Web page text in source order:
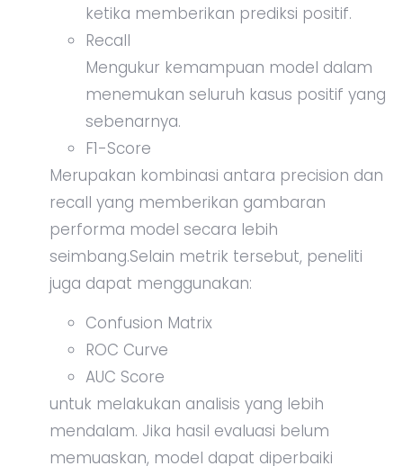
ketika memberikan prediksi positif.
Recall
Mengukur kemampuan model dalam
menemukan seluruh kasus positif yang
sebenarnya.
F1-Score
Merupakan kombinasi antara precision dan
recall yang memberikan gambaran
performa model secara lebih
seimbang.Selain metrik tersebut, peneliti
juga dapat menggunakan:
Confusion Matrix
ROC Curve
AUC Score
untuk melakukan analisis yang lebih
mendalam. Jika hasil evaluasi belum
memuaskan, model dapat diperbaiki